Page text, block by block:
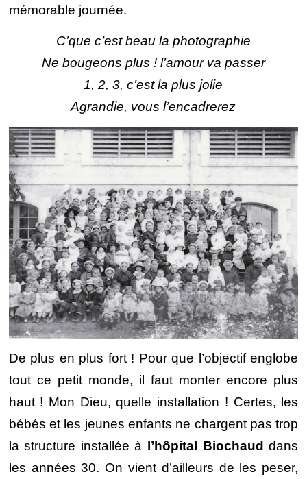
mémorable journée.
C’que c’est beau la photographie
Ne bougeons plus ! l’amour va passer
1, 2, 3, c’est la plus jolie
Agrandie, vous l’encadrerez
De plus en plus fort ! Pour que l’objectif englobe
tout ce petit monde, il faut monter encore plus
haut ! Mon Dieu, quelle installation ! Certes, les
bébés et les jeunes enfants ne chargent pas trop
la structure installée à l’hôpital Biochaud dans
les années 30. On vient d’ailleurs de les peser,